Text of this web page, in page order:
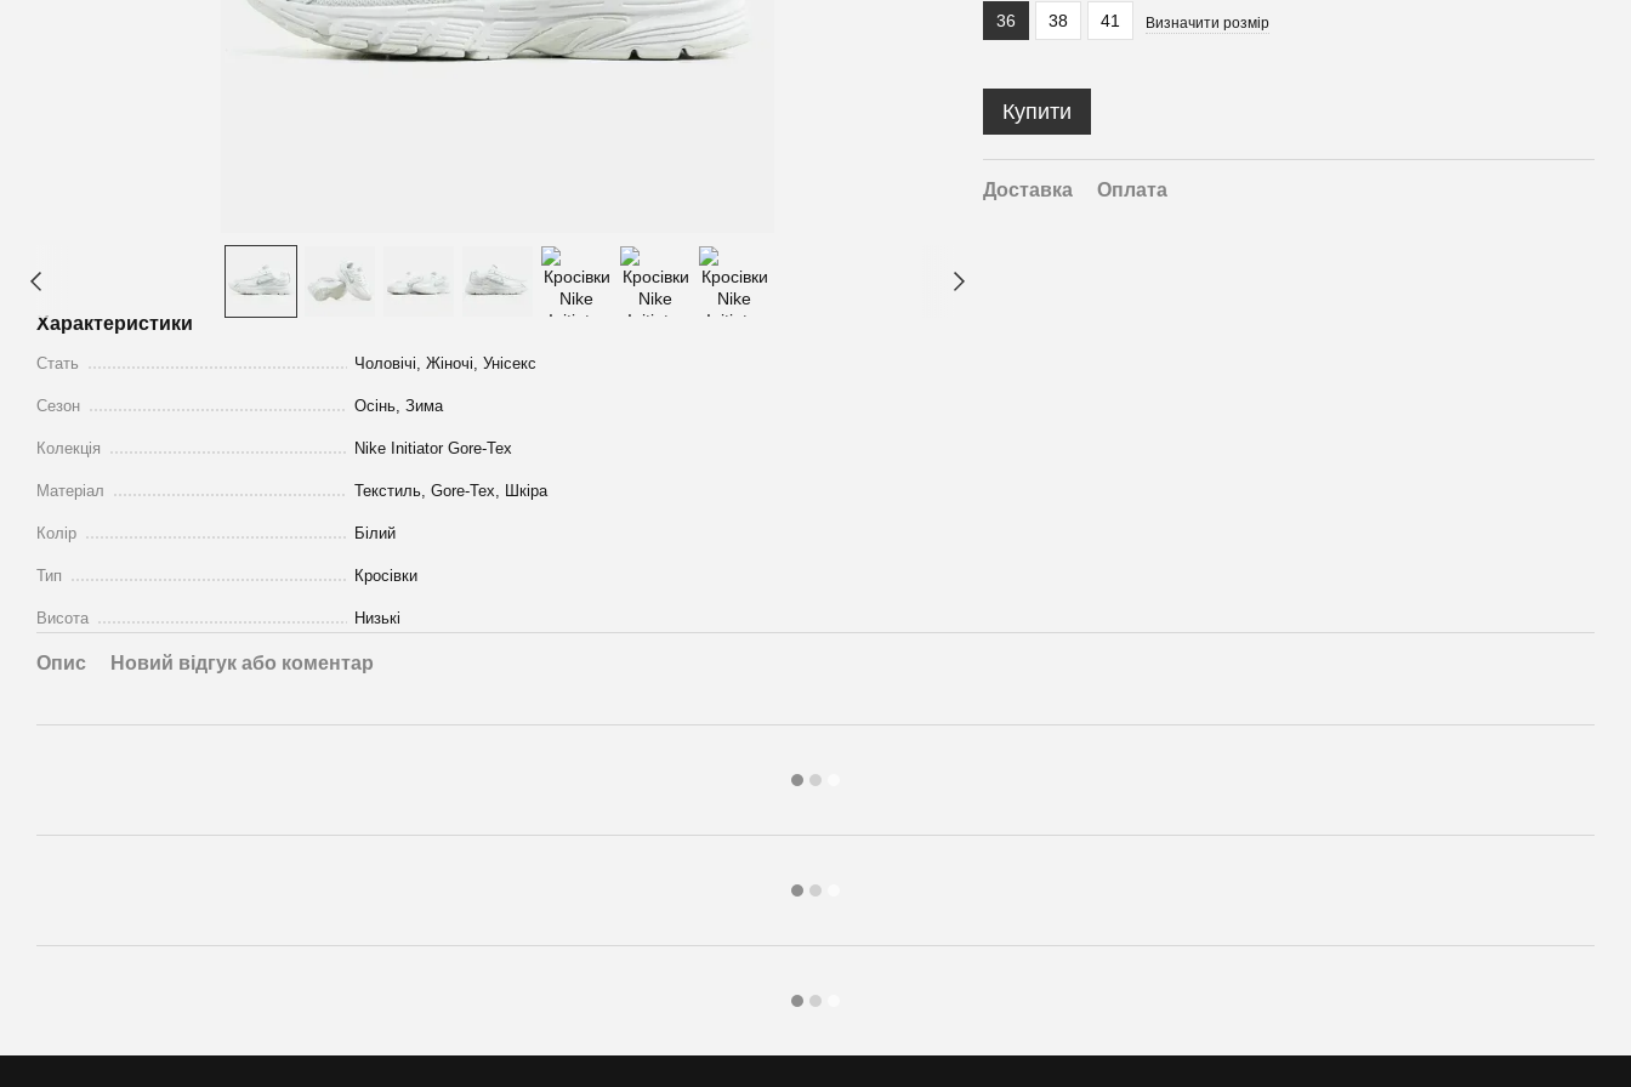
Характеристики
Стать Чоловічі, Жіночі, Унісекс
Сезон Осінь, Зима
Колекція Nike Initiator Gore-Tex
Матеріал Текстиль, Gore-Tex, Шкіра
Колір Білий
Тип Кросівки
Висота Низькі
36 38 41 Визначити розмір
Купити
Доставка Оплата
Опис Новий відгук або коментар